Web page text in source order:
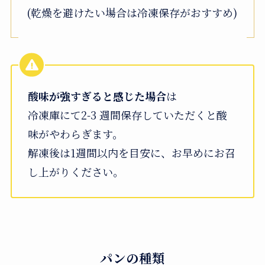
(乾燥を避けたい場合は冷凍保存がおすすめ)
酸味が強すぎると感じた場合は
冷凍庫にて2-3 週間保存していただくと酸
味がやわらぎます。
解凍後は1週間以内を目安に、お早めにお召
し上がりください。
パンの種類